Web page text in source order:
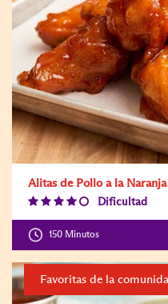
Alitas de Pollo a la Naranja
Dificultad
150 Minutos
Favoritas de la